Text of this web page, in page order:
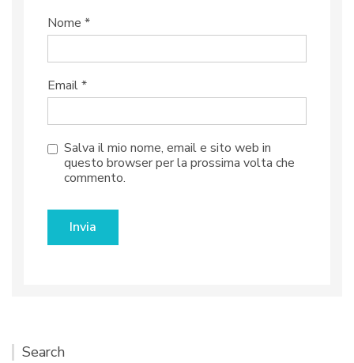
Nome *
Email*
Salva il mio nome, email e sito web in
questo browser per la prossima volta che
commento.
Search